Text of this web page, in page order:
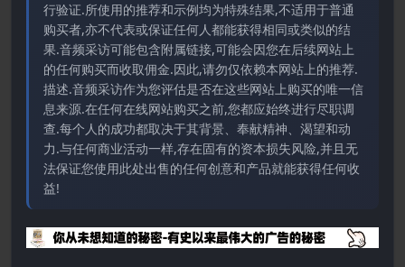
行验证.所使用的推荐和示例均为特殊结果,不适用于普通
购买者,亦不代表或保证任何人都能获得相同或类似的结
果.音频采访可能包含附属链接,可能会因您在后续网站上
的任何购买而收取佣金.因此,请勿仅依赖本网站上的推荐.
描述.音频采访作为您评估是否在这些网站上购买的唯一信
息来源.在任何在线网站购买之前,您都应始终进行尽职调
查.每个人的成功都取决于其背景、奉献精神、渴望和动
力.与任何商业活动一样,存在固有的资本损失风险,并且无
法保证您使用此处出售的任何创意和产品就能获得任何收
益!